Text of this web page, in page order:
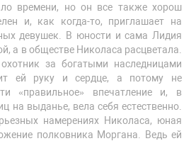
времени, но он все также хорош
и, как когда-то, приглашает на
девушек. В юности и сама Лидия
а в обществе Николаса расцветала.
за богатыми наследницами
ей руку и сердце, а потому не
«правильное» впечатление и, в
на выданье, вела себя естественно.
намерениях Николаса, юная
полковника Моргана. Ведь ей